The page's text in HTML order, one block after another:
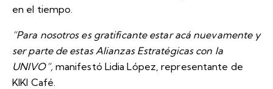
en el tiempo.
“Para nosotros es gratificante estar acá nuevamente y
ser parte de estas Alianzas Estratégicas con la
UNIVO”, manifestó Lidia López, representante de
KIKI Café.